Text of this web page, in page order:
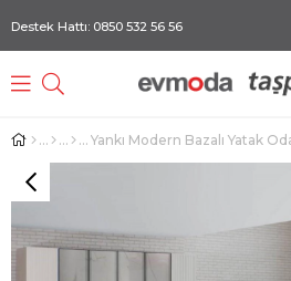
Destek Hattı: 0850 532 56 56
Yankı Modern Bazalı Yatak